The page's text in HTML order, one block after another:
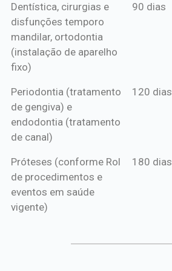
Dentística, cirurgias e
disfunções temporo
mandilar, ortodontia
(instalação de aparelho
fixo)
90 dias
Periodontia (tratamento
de gengiva) e
endodontia (tratamento
de canal)
120 dias
Próteses (conforme Rol
de procedimentos e
eventos em saúde
vigente)
180 dias